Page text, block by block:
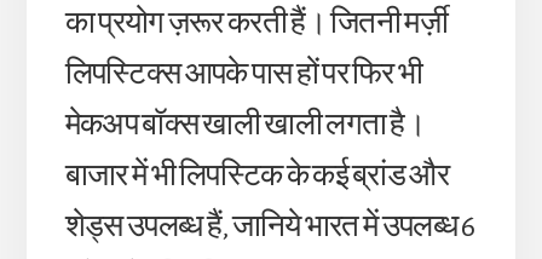
का प्रयोग ज़रूर करती हैं। जितनी मर्ज़ी
लिपस्टिक्स आपके पास हों पर फिर भी
मेकअप बॉक्स खाली खाली लगता है।
बाजार में भी लिपस्टिक के कई ब्रांड और
शेड्स उपलब्ध हैं, जानिये भारत में उपलब्ध 6